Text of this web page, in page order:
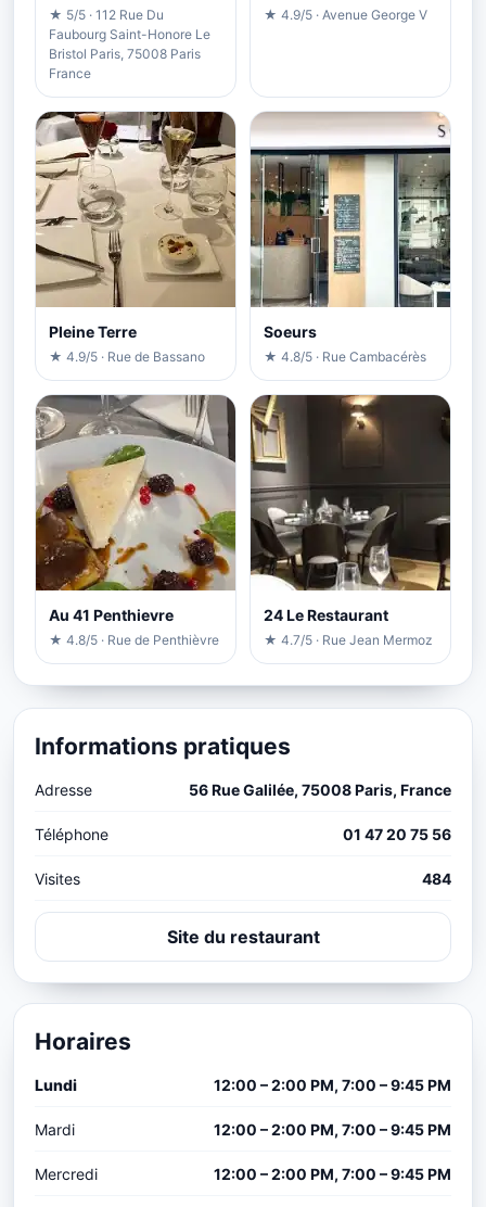
★ 5/5 · 112 Rue Du
Faubourg Saint-Honore Le
Bristol Paris, 75008 Paris
France
★ 4.9/5 · Avenue George V
Pleine Terre
★ 4.9/5 · Rue de Bassano
Soeurs
★ 4.8/5 · Rue Cambacérès
Au 41 Penthievre
★ 4.8/5 · Rue de Penthièvre
24 Le Restaurant
★ 4.7/5 · Rue Jean Mermoz
Informations pratiques
Adresse 56 Rue Galilée, 75008 Paris, France
Téléphone 01 47 20 75 56
Visites 484
Site du restaurant
Horaires
Lundi 12:00 – 2:00 PM, 7:00 – 9:45 PM
Mardi 12:00 – 2:00 PM, 7:00 – 9:45 PM
Mercredi 12:00 – 2:00 PM, 7:00 – 9:45 PM